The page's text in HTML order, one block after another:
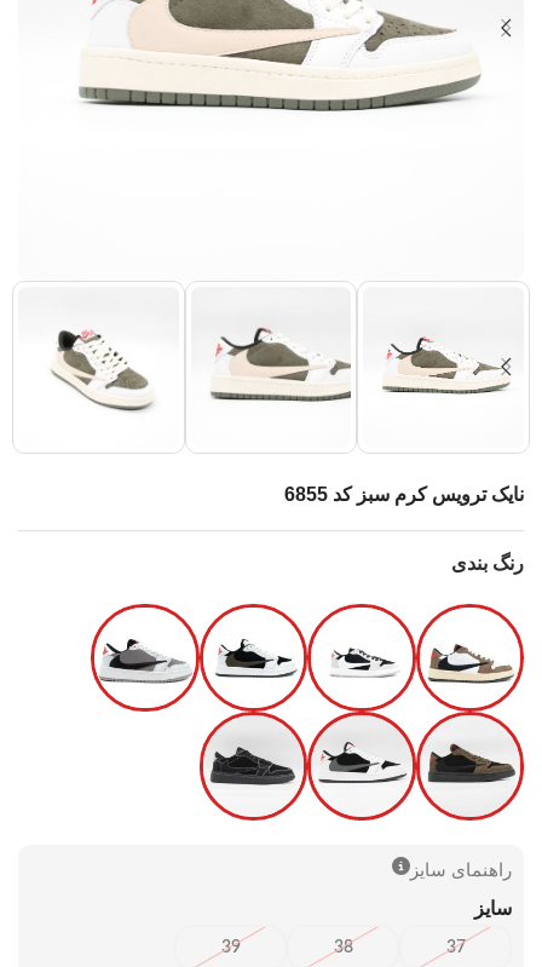
نایک ترویس کرم سبز کد 6855
رنگ بندی
راهنمای سایز
سایز
37
38
39